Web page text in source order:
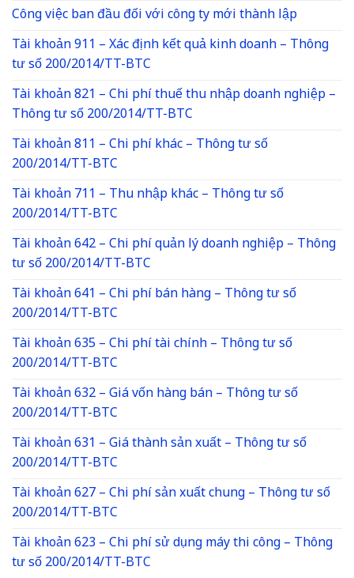
Công việc ban đầu đối với công ty mới thành lập
Tài khoản 911 – Xác định kết quả kinh doanh – Thông
tư số 200/2014/TT-BTC
Tài khoản 821 – Chi phí thuế thu nhập doanh nghiệp –
Thông tư số 200/2014/TT-BTC
Tài khoản 811 – Chi phí khác – Thông tư số
200/2014/TT-BTC
Tài khoản 711 – Thu nhập khác – Thông tư số
200/2014/TT-BTC
Tài khoản 642 – Chi phí quản lý doanh nghiệp – Thông
tư số 200/2014/TT-BTC
Tài khoản 641 – Chi phí bán hàng – Thông tư số
200/2014/TT-BTC
Tài khoản 635 – Chi phí tài chính – Thông tư số
200/2014/TT-BTC
Tài khoản 632 – Giá vốn hàng bán – Thông tư số
200/2014/TT-BTC
Tài khoản 631 – Giá thành sản xuất – Thông tư số
200/2014/TT-BTC
Tài khoản 627 – Chi phí sản xuất chung – Thông tư số
200/2014/TT-BTC
Tài khoản 623 – Chi phí sử dụng máy thi công – Thông
tư số 200/2014/TT-BTC